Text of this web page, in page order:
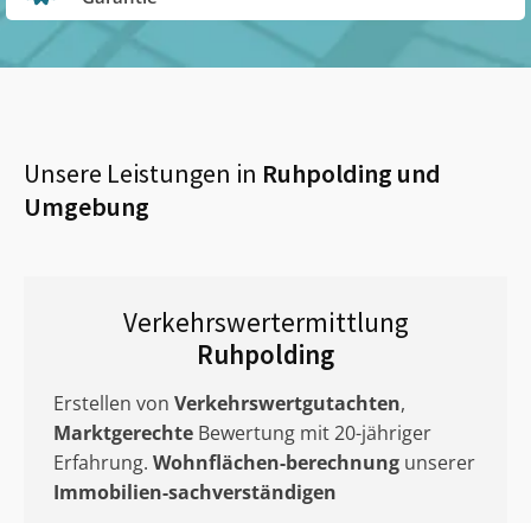
Unsere Leistungen in Ruhpolding und
Umgebung
Verkehrswertermittlung
Ruhpolding
Erstellen von Verkehrswertgutachten,
Marktgerechte Bewertung mit 20-jähriger
Erfahrung. Wohnflächen-berechnung unserer
Immobilien-sachverständigen